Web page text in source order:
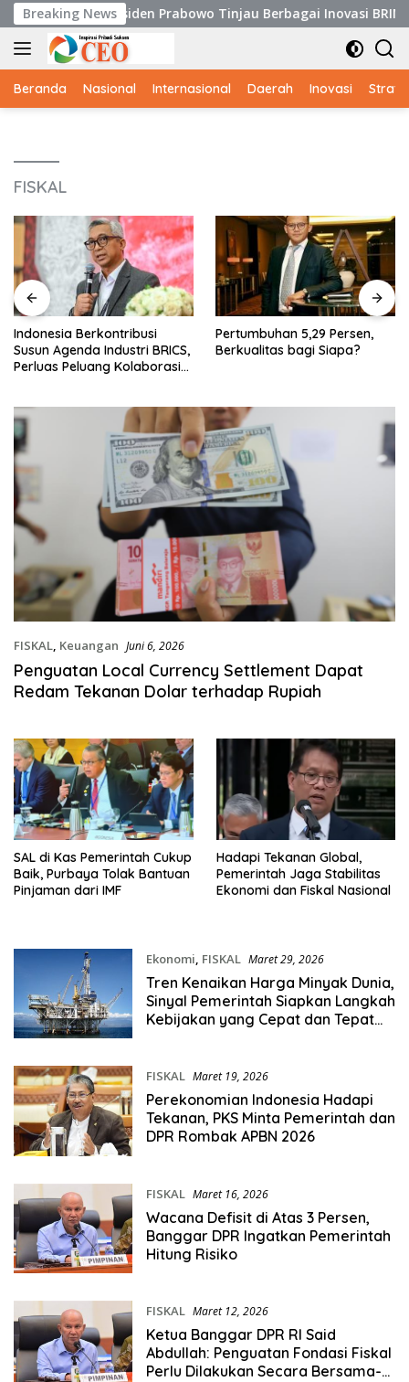
Langsung
ke
konten
Breaking News
Istana, Presiden Prabowo Tinjau Berbagai Inovasi BRIN
Beranda Nasional Internasional Daerah Inovasi
FISKAL
Indonesia Berkontribusi
Susun Agenda Industri BRICS,
Perluas Peluang Kolaborasi
Pertumbuhan 5,29 Persen,
Berkualitas bagi Siapa?
FISKAL, Keuangan Juni 6, 2026
Penguatan Local Currency Settlement Dapat
Redam Tekanan Dolar terhadap Rupiah
SAL di Kas Pemerintah Cukup
Baik, Purbaya Tolak Bantuan
Pinjaman dari IMF
Hadapi Tekanan Global,
Pemerintah Jaga Stabilitas
Ekonomi dan Fiskal Nasional
Ekonomi, FISKAL Maret 29, 2026
Tren Kenaikan Harga Minyak Dunia,
Sinyal Pemerintah Siapkan Langkah
Kebijakan yang Cepat dan Tepat
FISKAL Maret 19, 2026
Perekonomian Indonesia Hadapi
Tekanan, PKS Minta Pemerintah dan
DPR Rombak APBN 2026
FISKAL Maret 16, 2026
Wacana Defisit di Atas 3 Persen,
Banggar DPR Ingatkan Pemerintah
Hitung Risiko
FISKAL Maret 12, 2026
Ketua Banggar DPR RI Said
Abdullah: Penguatan Fondasi Fiskal
Perlu Dilakukan Secara Bersama-